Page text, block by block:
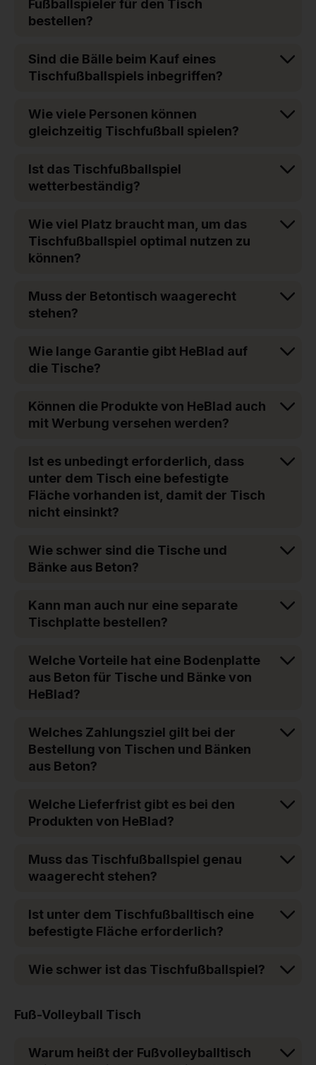
Fußballspieler für den Tisch
bestellen?
Sind die Bälle beim Kauf eines
Tischfußballspiels inbegriffen?
Wie viele Personen können
gleichzeitig Tischfußball spielen?
Ist das Tischfußballspiel
wetterbeständig?
Wie viel Platz braucht man, um das
Tischfußballspiel optimal nutzen zu
können?
Muss der Betontisch waagerecht
stehen?
Wie lange Garantie gibt HeBlad auf
die Tische?
Können die Produkte von HeBlad auch
mit Werbung versehen werden?
Ist es unbedingt erforderlich, dass
unter dem Tisch eine befestigte
Fläche vorhanden ist, damit der Tisch
nicht einsinkt?
Wie schwer sind die Tische und
Bänke aus Beton?
Kann man auch nur eine separate
Tischplatte bestellen?
Welche Vorteile hat eine Bodenplatte
aus Beton für Tische und Bänke von
HeBlad?
Welches Zahlungsziel gilt bei der
Bestellung von Tischen und Bänken
aus Beton?
Welche Lieferfrist gibt es bei den
Produkten von HeBlad?
Muss das Tischfußballspiel genau
waagerecht stehen?
Ist unter dem Tischfußballtisch eine
befestigte Fläche erforderlich?
Wie schwer ist das Tischfußballspiel?
Fuß-Volleyball Tisch
Warum heißt der Fußvolleyballtisch